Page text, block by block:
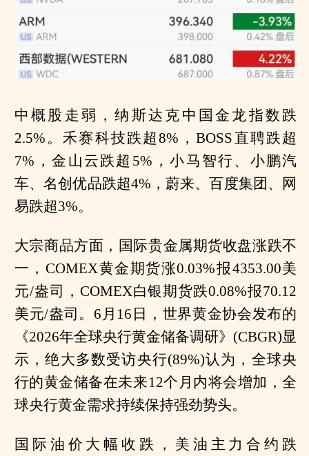
中概股走弱，纳斯达克中国金龙指数跌
2.5%。禾赛科技跌超8%，BOSS直聘跌超
7%，金山云跌超5%，小马智行、小鹏汽
车、名创优品跌超4%，蔚来、百度集团、网
易跌超3%。
大宗商品方面，国际贵金属期货收盘涨跌不
一，COMEX黄金期货涨0.03%报4353.00美
元/盎司，COMEX白银期货跌0.08%报70.12
美元/盎司。6月16日，世界黄金协会发布的
《2026年全球央行黄金储备调研》(CBGR)显
示，绝大多数受访央行(89%)认为，全球央
行的黄金储备在未来12个月内将会增加，全
球央行黄金需求持续保持强劲势头。
国际油价大幅收跌，美油主力合约跌